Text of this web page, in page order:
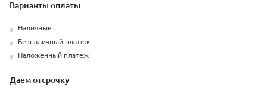
Варианты оплаты
Наличные
Безналичный платеж
Наложенный платеж
Даём отсрочку